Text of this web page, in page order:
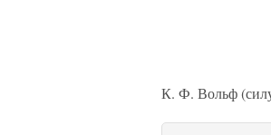
К. Ф. Вольф